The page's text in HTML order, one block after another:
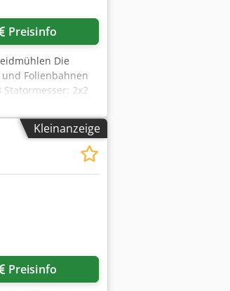
Preisinfo
Die
Folienbahnen
2x2
Kleinanzeige
Preisinfo